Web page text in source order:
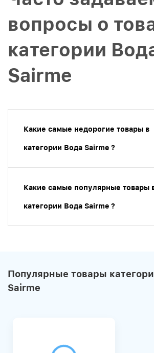
вопросы о
категории
Sairme
Какие самые недорогие товары в
категории Вода Sairme ?
Какие самые популярные товары
категории Вода Sairme ?
Популярные товары
Sairme